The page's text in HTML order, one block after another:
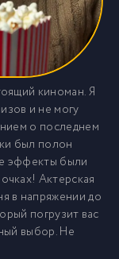
киноман. Я
и не могу
о последнем
был полон
эффекты были
Актерская
в напряжении до
погрузит вас
выбор. Не